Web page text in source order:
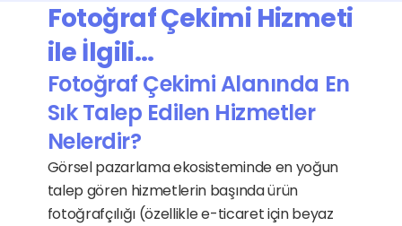
Fotoğraf Çekimi Hizmeti
ile İlgili…
Fotoğraf Çekimi Alanında En
Sık Talep Edilen Hizmetler
Nelerdir?
Görsel pazarlama ekosisteminde en yoğun
talep gören hizmetlerin başında ürün
fotoğrafçılığı (özellikle e-ticaret için beyaz